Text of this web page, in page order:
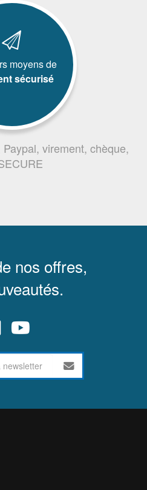
moyens de
sécurisé
virement, chèque,
nos offres,